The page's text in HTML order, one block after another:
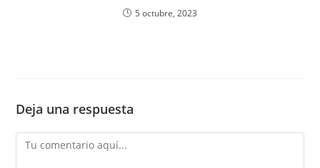
5 octubre, 2023
Deja una respuesta
Comentario